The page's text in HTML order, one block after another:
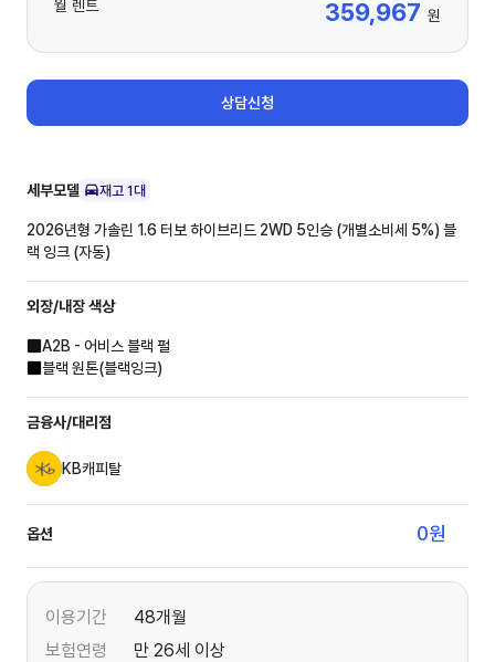
월 렌트 359,967 원
상담신청
세부모델 재고 1대
2026년형 가솔린 1.6 터보 하이브리드 2WD 5인승 (개별소비세 5%)블
랙 잉크 (자동)
외장/내장색상
A2B - 어비스 블랙 펄
블랙 원톤(블랙잉크)
금융사/대리점
KB캐피탈
옵션 0원
이용기간
48개월
보험연령
만 26세 이상